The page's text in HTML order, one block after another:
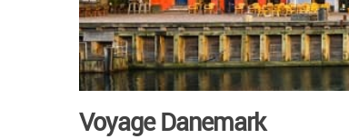
Voyage Danemark